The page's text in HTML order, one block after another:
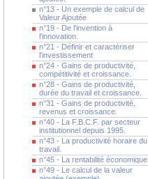
n°13 - Un exemple de calcul de
Valeur Ajoutée
n°19 - De l'invention à
l'innovation.
n°21 - Définir et caractériser
l'investissement
n°24 - Gains de productivité,
compétitivité et croissance.
n°28 - Gains de productivité,
durée du travail et croissance.
n°31 - Gains de productivité,
revenus et croissance.
n°40 - La F.B.C.F. par secteur
institutionnel depuis 1995.
n°43 - La productivité horaire du
travail.
n°45 - La rentabilité économique
n°49 - Le calcul de la valeur